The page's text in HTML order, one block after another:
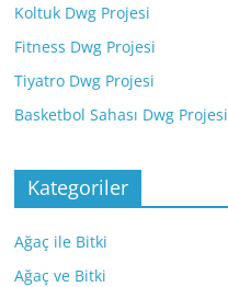
Koltuk Dwg Projesi
Fitness Dwg Projesi
Tiyatro Dwg Projesi
Basketbol Sahası Dwg Projesi
Kategoriler
Ağaç ile Bitki
Ağaç ve Bitki